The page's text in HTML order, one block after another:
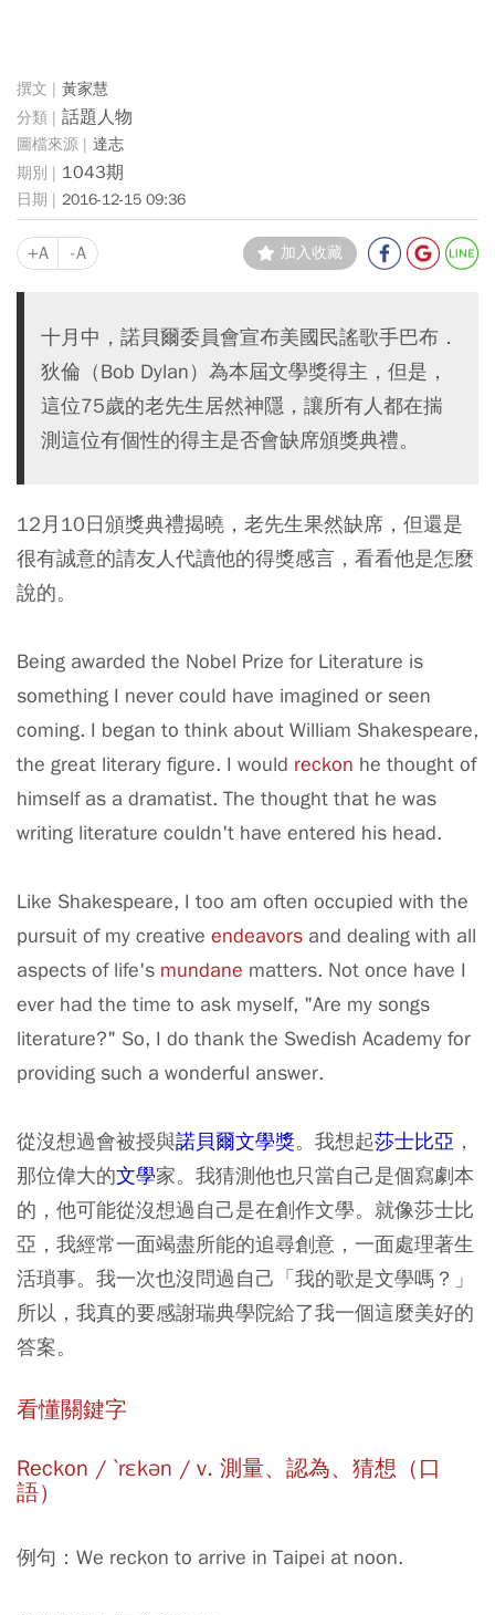
黃家慧
話題人物
達志
1043期
2016-12-15 09:36
+A -A 加入收藏
十月中，諾貝爾委員會宣布美國民謠歌手巴布．
狄倫（Bob Dylan）為本屆文學獎得主，但是，
這位75歲的老先生居然神隱，讓所有人都在揣
測這位有個性的得主是否會缺席頒獎典禮。
12月10日頒獎典禮揭曉，老先生果然缺席，但還是
很有誠意的請友人代讀他的得獎感言，看看他是怎麼
說的。
Being awarded the Nobel Prize for Literature is
something I never could have imagined or seen
coming. I began to think about William Shakespeare,
the great literary figure. I would reckon he thought of
himself as a dramatist. The thought that he was
writing literature couldn't have entered his head.
Like Shakespeare, I too am often occupied with the
pursuit of my creative endeavors and dealing with all
aspects of life's mundane matters. Not once have I
ever had the time to ask myself, "Are my songs
literature?" So, I do thank the Swedish Academy for
providing such a wonderful answer.
從沒想過會被授與諾貝爾文學獎。我想起莎士比亞 ，
那位偉大的文學家。我猜測他也只當自己是個寫劇本
的，他可能從沒想過自己是在創作文學。就像莎士比
亞，我經常一面竭盡所能的追尋創意，一面處理著生
活瑣事。我一次也沒問過自己「我的歌是文學嗎？」
所以，我真的要感謝瑞典學院給了我一個這麼美好的
答案。
看懂關鍵字
Reckon / ˋrɛkən / v. 測量、認為、猜想（口
語）
例句：We reckon to arrive in Taipei at noon.